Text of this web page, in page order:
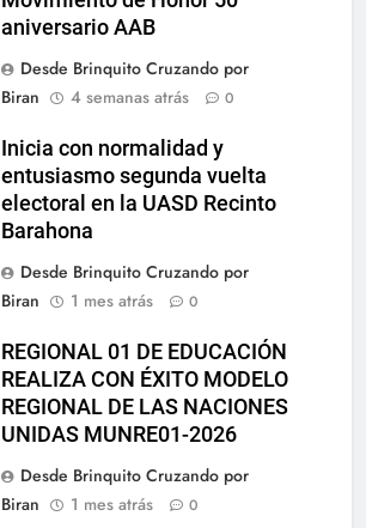
aniversario AAB
Desde Brinquito Cruzando por
Biran
4 semanas atrás 0
Inicia con normalidad y
entusiasmo segunda vuelta
electoral en la UASD Recinto
Barahona
Desde Brinquito Cruzando por
Biran
1 mes atrás 0
REGIONAL 01 DE EDUCACIÓN
REALIZA CON ÉXITO MODELO
REGIONAL DE LAS NACIONES
UNIDAS MUNRE01-2026
Desde Brinquito Cruzando por
Biran
1 mes atrás 0